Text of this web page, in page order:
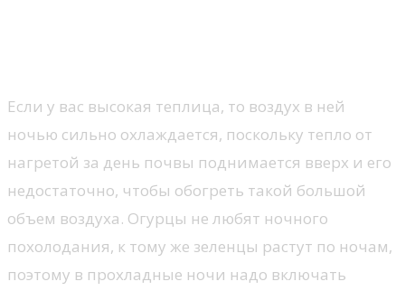
Если у вас высокая теплица, то воздух в ней
ночью сильно охлаждается, поскольку тепло от
нагретой за день почвы поднимается вверх и его
недостаточно, чтобы обогреть такой большой
объем воздуха. Огурцы не любят ночного
похолодания, к тому же зеленцы растут по ночам,
поэтому в прохладные ночи надо включать